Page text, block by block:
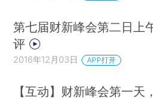
第七届财新峰会第二日上
评
2016年12月03日 APP打开
【互动】财新峰会第一天